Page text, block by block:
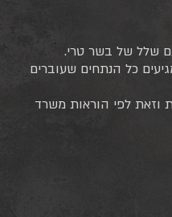
הזה מגיעים כל הנתחים שעוברים
וזאת לפי הוראות משרד